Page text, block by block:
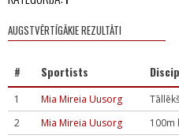
AUGSTVĒRTĪGĀKIE REZULTĀTI
# Sportists
1 Mia Mireia Uusorg
2
Mia Mireia Uusorg 100m